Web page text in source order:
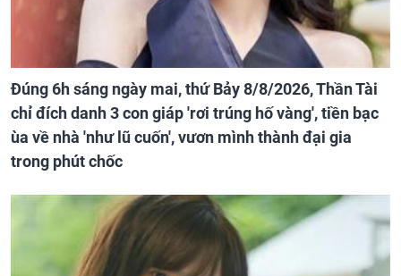
Đúng 6h sáng ngày mai, thứ Bảy 8/8/2026, Thần Tài
chỉ đích danh 3 con giáp 'rơi trúng hố vàng', tiền bạc
ùa về nhà 'như lũ cuốn', vươn mình thành đại gia
trong phút chốc